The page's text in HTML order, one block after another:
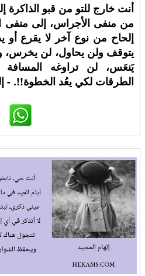
أنت خارج للتو من قبو الذاكرة
من منفى الأجراس، إلى منفى
إلحاح من نوع آخر لا يقرع أو
يتوقف ولن يحاول، لن
يَنعَس، لن تراوغه
الطرقات لكي يعُد الخطوة!!. -